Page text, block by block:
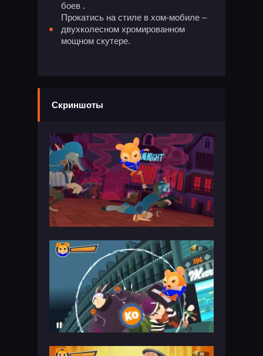
боев .
Прокатись на стиле в хом-мобиле –
двухколесном хромированном
мощном скутере.
Скриншоты